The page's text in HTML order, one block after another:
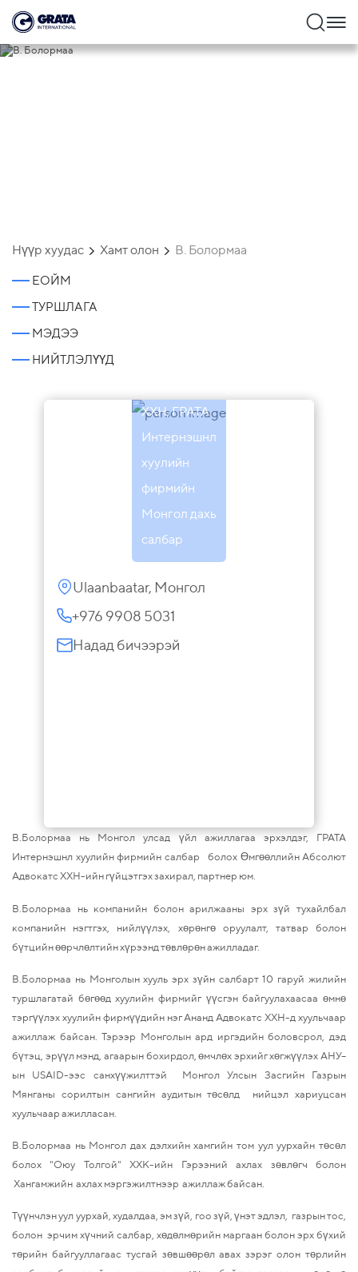
Нүүр хуудас Хамт олон В. Болормаа
ЕОЙМ
ТУРШЛАГА
МЭДЭЭ
НИЙТЛЭЛҮҮД
В.
ХХН, ГРАТА
Интернэшнл
хуулийн
фирмийн
Монгол дахь
салбар
Ulaanbaatar, Монгол
+976 9908 5031
Надад бичээрэй
В.Болормаа нь Монгол улсад үйл ажиллагаа эрхэлдэг, ГРАТА
Интернэшнл хуулийн фирмийн салбар болох Өмгөөллийн Абсолют
Адвокатс ХХН-ийн гүйцэтгэх захирал, партнер юм.
В.Болормаа нь компанийн болон арилжааны эрх зүй тухайлбал
компанийн нэгтгэх, нийлүүлэх, хөрөнгө оруулалт, татвар болон
бүтцийн өөрчлөлтийн хүрээнд төвлөрөн ажилладаг.
В.Болормаа нь Монголын хууль эрх зүйн салбарт 10 гаруй жилийн
туршлагатай бөгөөд хуулийн фирмийг үүсгэн байгуулахаасаа өмнө
тэргүүлэх хуулийн фирмүүдийн нэг Ананд Адвокатс ХХН-д хуульчаар
ажиллаж байсан. Тэрээр Монголын ард иргэдийн боловсрол, дэд
бүтэц, эрүүл мэнд, агаарын бохирдол, өмчлөх эрхийг хөгжүүлэх АНУ–
ын USAID-ээс санхүүжилттэй Монгол Улсын Засгийн Газрын
Мянганы сорилтын сангийн аудитын төсөлд нийцэл хариуцсан
хуульчаар ажилласан.
В.Болормаа нь Монгол дах дэлхийн хамгийн том уул уурхайн төсөл
болох "Оюу Толгой" ХХК-ийн Гэрээний ахлах зөвлөгч болон
Хангамжийн ахлах мэргэжилтнээр ажиллаж байсан.
Түүнчлэн уул уурхай, худалдаа, эм зүй, гоо зүй, үнэт эдлэл, газрын тос,
болон эрчим хүчний салбар, хөдөлмөрийн маргаан болон эрх бүхий
төрийн байгууллагаас тусгай зөвшөөрөл авах зэрэг олон төрлийн